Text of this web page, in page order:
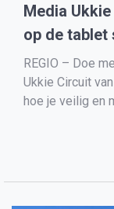
Media
op de tablet
REGIO – Doe
Ukkie Circuit
hoe je veilig en
andere media
de Media